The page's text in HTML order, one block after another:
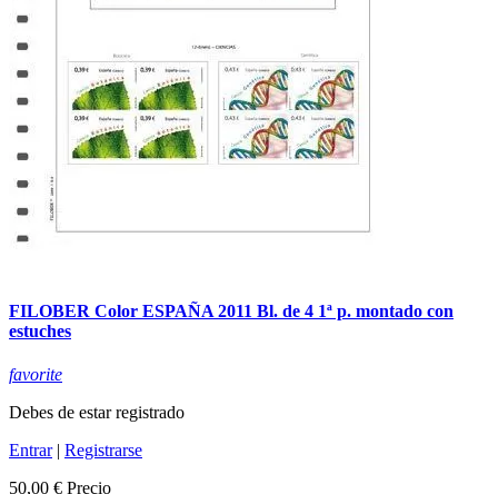
FILOBER Color ESPAÑA 2011 Bl. de 4 1ª p. montado con
estuches
favorite
Debes de estar registrado
Entrar| Registrarse
50,00 € Precio